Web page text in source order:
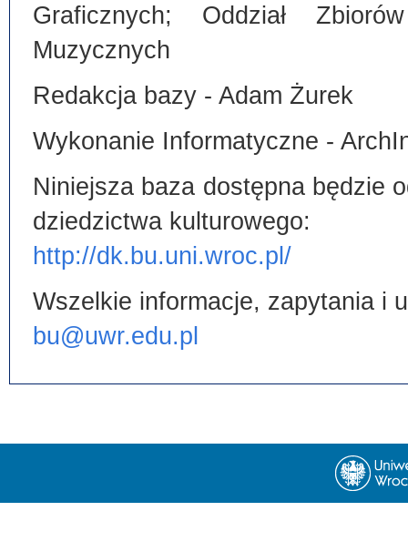
Graficznych; Oddział
Muzycznych
Redakcja bazy - Adam Żurek
Wykonanie Informatyczne -
Niniejsza baza dostępna będzie
dziedzictwa kulturowego:
http://dk.bu.uni.wroc.pl/
Wszelkie informacje, zapytania i
bu@uwr.edu.pl